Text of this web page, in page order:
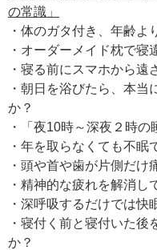
の常識」
・体のガタ付き、年齢よ
・オーダーメイド枕で寝
・寝る前にスマホから遠
・朝日を浴びたら、本
か？
・「夜10時～深夜２時の
・年を取らなくても不眠
・頭や首や歯が片側だ
・精神的な疲れを解消し
・深呼吸するだけでは快
・寝付く前と寝付いた
か？